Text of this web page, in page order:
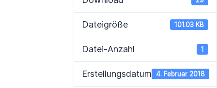
Dateigröße 101.03 KB
Datei-Anzahl 1
Erstellungsdatum 4. Februar 2018